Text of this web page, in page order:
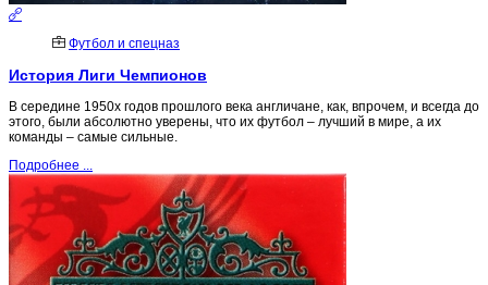
Футбол и спецназ
История Лиги Чемпионов
В середине 1950х годов прошлого века англичане, как, впрочем, и всегда до
этого, были абсолютно уверены, что их футбол – лучший в мире, а их
команды – самые сильные.
Подробнее ...